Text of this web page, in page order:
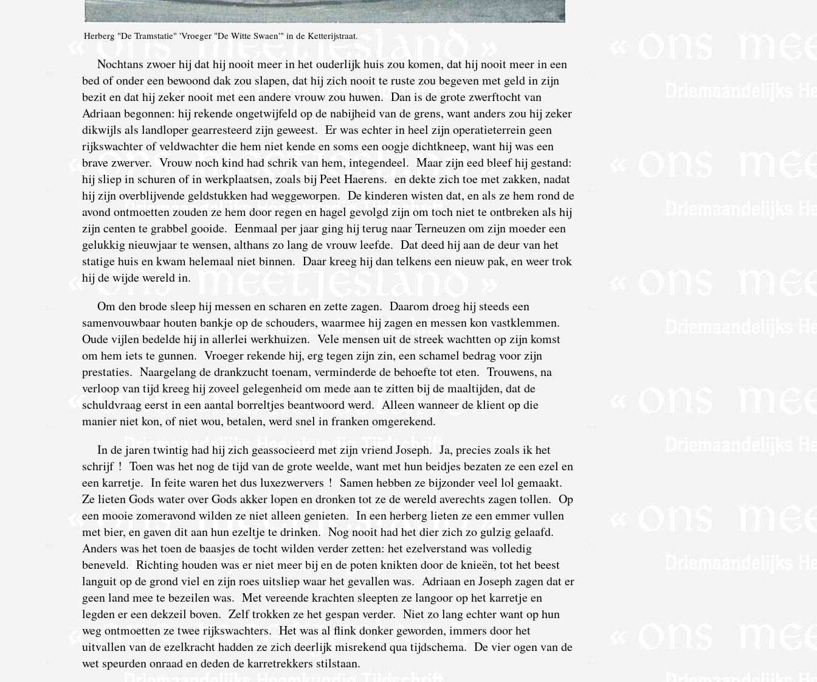
Herberg "De Tramstatie" 'Vroeger "De Witte Swaen'" in de Ketterijstraat.
Nochtans zwoer hij dat hij nooit meer in het ouderlijk huis zou komen, dat hij nooit meer in een
bed of onder een bewoond dak zou slapen, dat hij zich nooit te ruste zou begeven met geld in zijn
bezit en dat hij zeker nooit met een andere vrouw zou huwen. Dan is de grote zwerftocht van
Adriaan begonnen: hij rekende ongetwijfeld op de nabijheid van de grens, want anders zou hij zeker
dikwijls als landloper gearresteerd zijn geweest. Er was echter in heel zijn operatieterrein geen
rijkswachter of veldwachter die hem niet kende en soms een oogje dichtkneep, want hij was een
brave zwerver. Vrouw noch kind had schrik van hem, integendeel. Maar zijn eed bleef hij gestand:
hij sliep in schuren of in werkplaatsen, zoals bij Peet Haerens. en dekte zich toe met zakken, nadat
hij zijn overblijvende geldstukken had weggeworpen. De kinderen wisten dat, en als ze hem rond de
avond ontmoetten zouden ze hem door regen en hagel gevolgd zijn om toch niet te ontbreken als hij
zijn centen te grabbel gooide. Eenmaal per jaar ging hij terug naar Terneuzen om zijn moeder een
gelukkig nieuwjaar te wensen, althans zo lang de vrouw leefde. Dat deed hij aan de deur van het
statige huis en kwam helemaal niet binnen. Daar kreeg hij dan telkens een nieuw pak, en weer trok
hij de wijde wereld in.
Om den brode sleep hij messen en scharen en zette zagen. Daarom droeg hij steeds een
samenvouwbaar houten bankje op de schouders, waarmee hij zagen en messen kon vastklemmen.
Oude vijlen bedelde hij in allerlei werkhuizen. Vele mensen uit de streek wachtten op zijn komst
om hem iets te gunnen. Vroeger rekende hij, erg tegen zijn zin, een schamel bedrag voor zijn
prestaties. Naargelang de drankzucht toenam, verminderde de behoefte tot eten. Trouwens, na
verloop van tijd kreeg hij zoveel gelegenheid om mede aan te zitten bij de maaltijden, dat de
schuldvraag eerst in een aantal borreltjes beantwoord werd. Alleen wanneer de klient op die
manier niet kon, of niet wou, betalen, werd snel in franken omgerekend.
In de jaren twintig had hij zich geassocieerd met zijn vriend Joseph. Ja, precies zoals ik het
schrijf ! Toen was het nog de tijd van de grote weelde, want met hun beidjes bezaten ze een ezel en
een karretje. In feite waren het dus luxezwervers ! Samen hebben ze bijzonder veel lol gemaakt.
Ze lieten Gods water over Gods akker lopen en dronken tot ze de wereld averechts zagen tollen. Op
een mooie zomeravond wilden ze niet alleen genieten. In een herberg lieten ze een emmer vullen
met bier, en gaven dit aan hun ezeltje te drinken. Nog nooit had het dier zich zo gulzig gelaafd.
Anders was het toen de baasjes de tocht wilden verder zetten: het ezelverstand was volledig
beneveld. Richting houden was er niet meer bij en de poten knikten door de knieën, tot het beest
languit op de grond viel en zijn roes uitsliep waar het gevallen was. Adriaan en Joseph zagen dat er
geen land mee te bezeilen was. Met vereende krachten sleepten ze langoor op het karretje en
legden er een dekzeil boven. Zelf trokken ze het gespan verder. Niet zo lang echter want op hun
weg ontmoetten ze twee rijkswachters. Het was al flink donker geworden, immers door het
uitvallen van de ezelkracht hadden ze zich deerlijk misrekend qua tijdschema. De vier ogen van de
wet speurden onraad en deden de karretrekkers stilstaan.